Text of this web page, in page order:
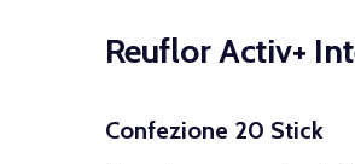
Reuflor Activ+
Confezione 20 Stick